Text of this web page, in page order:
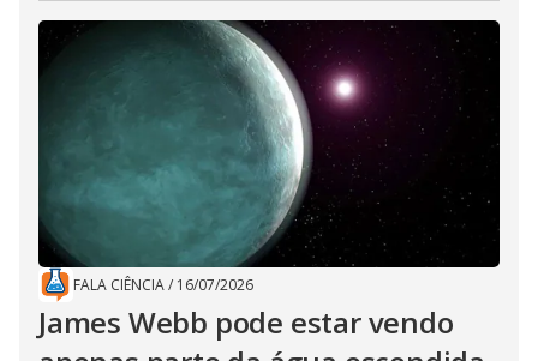
FALA CIÊNCIA/ 16/07/2026
James Webb pode estar vendo